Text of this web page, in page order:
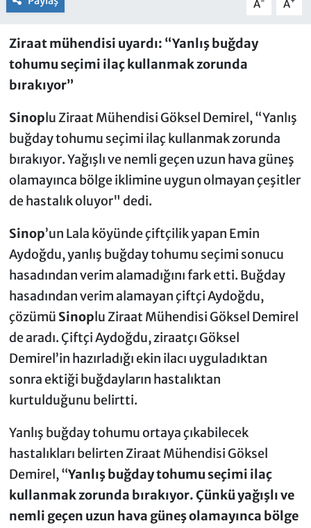
A A
Ziraat mühendisi uyardı: “Yanlış buğday
tohumu seçimi ilaç kullanmak zorunda
bırakıyor”
Sinoplu Ziraat Mühendisi Göksel Demirel, “Yanlış
buğday tohumu seçimi ilaç kullanmak zorunda
bırakıyor. Yağışlı ve nemli geçen uzun hava güneş
olamayınca bölge iklimine uygun olmayan çeşitler
de hastalık oluyor" dedi.
Sinop’un Lala köyünde çiftçilik yapan Emin
Aydoğdu, yanlış buğday tohumu seçimi sonucu
hasadından verim alamadığını fark etti. Buğday
hasadından verim alamayan çiftçi Aydoğdu,
çözümü Sinoplu Ziraat Mühendisi Göksel Demirel
de aradı. Çiftçi Aydoğdu, ziraatçı Göksel
Demirel’in hazırladığı ekin ilacı uyguladıktan
sonra ektiği buğdayların hastalıktan
kurtulduğunu belirtti.
Yanlış buğday tohumu ortaya çıkabilecek
hastalıkları belirten Ziraat Mühendisi Göksel
Demirel, “Yanlış buğday tohumu seçimi ilaç
kullanmak zorunda bırakıyor. Çünkü yağışlı ve
nemli geçen uzun hava güneş olamayınca bölge